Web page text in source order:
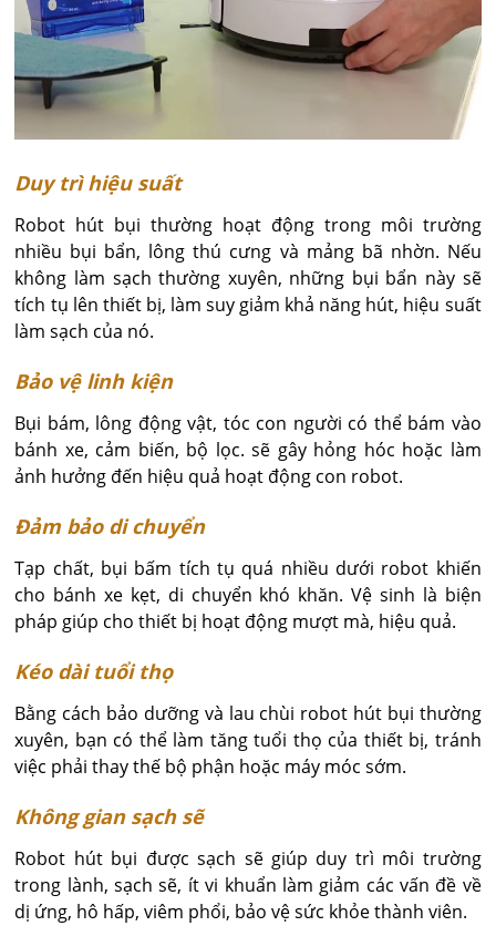
Duy trì hiệu suất
Robot hút bụi thường hoạt động trong môi trường
nhiều bụi bẩn, lông thú cưng và mảng bã nhờn. Nếu
không làm sạch thường xuyên, những bụi bẩn này sẽ
tích tụ lên thiết bị, làm suy giảm khả năng hút, hiệu suất
làm sạch của nó.
Bảo vệ linh kiện
Bụi bám, lông động vật, tóc con người có thể bám vào
bánh xe, cảm biến, bộ lọc. sẽ gây hỏng hóc hoặc làm
ảnh hưởng đến hiệu quả hoạt động con robot.
Đảm bảo di chuyển
Tạp chất, bụi bấm tích tụ quá nhiều dưới robot khiến
cho bánh xe kẹt, di chuyển khó khăn. Vệ sinh là biện
pháp giúp cho thiết bị hoạt động mượt mà, hiệu quả.
Kéo dài tuổi thọ
Bằng cách bảo dưỡng và lau chùi robot hút bụi thường
xuyên, bạn có thể làm tăng tuổi thọ của thiết bị, tránh
việc phải thay thế bộ phận hoặc máy móc sớm.
Không gian sạch sẽ
Robot hút bụi được sạch sẽ giúp duy trì môi trường
trong lành, sạch sẽ, ít vi khuẩn làm giảm các vấn đề về
dị ứng, hô hấp, viêm phổi, bảo vệ sức khỏe thành viên.